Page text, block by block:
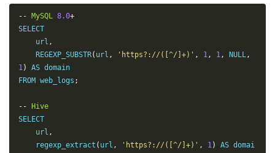
-- MySQL 8.0+
SELECT
    url
,
    REGEXP_SUBSTR
( url , 'https?://([^/]+)' , 1, 1, NULL,
1)
AS domain
FROM web_logs ;
--
Hive
SELECT
    url
,
    regexp_extract
( url , 'https?://([^/]+)' , 1)
AS domai